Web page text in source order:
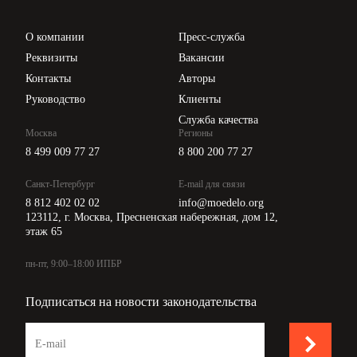
О компании
Реквизиты
Контакты
Руководство
Пресс-служба
Вакансии
Авторы
Клиенты
Служба качества
Москва
8 499 009 77 27
Санкт-Петербург
8 812 402 02 02
Регионы
8 800 200 77 27
E-mail для связи
info@moedelo.org
123112, г. Москва, Пресненская набережная, дом 12,
этаж 65
пн-пт, 9:00–18:00 ИПБР
Подписаться на новости законодательства